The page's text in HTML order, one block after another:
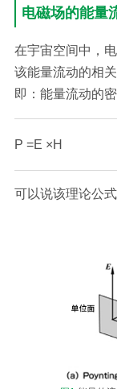
电磁场的能量
在宇宙空间中，
该能量流动的相
即：能量流动的
P =E ×H
可以说该理论公